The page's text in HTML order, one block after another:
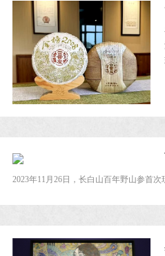
2023年11月26日，长白山百年野山参首